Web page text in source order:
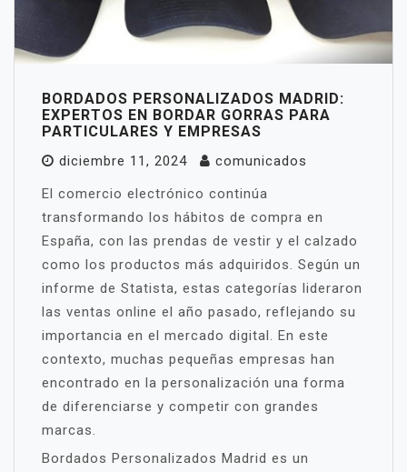
BORDADOS PERSONALIZADOS MADRID:
EXPERTOS EN BORDAR GORRAS PARA
PARTICULARES Y EMPRESAS
diciembre 11, 2024
comunicados
El comercio electrónico continúa
transformando los hábitos de compra en
España, con las prendas de vestir y el calzado
como los productos más adquiridos. Según un
informe de Statista, estas categorías lideraron
las ventas online el año pasado, reflejando su
importancia en el mercado digital. En este
contexto, muchas pequeñas empresas han
encontrado en la personalización una forma
de diferenciarse y competir con grandes
marcas.
Bordados Personalizados Madrid es un